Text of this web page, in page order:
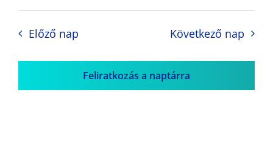
Előző nap Következő nap
Feliratkozás a naptárra